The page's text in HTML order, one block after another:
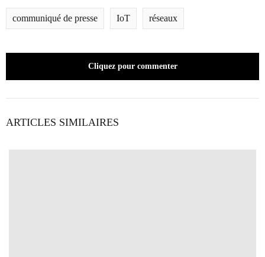
communiqué de presse IoT réseaux
Cliquez pour commenter
ARTICLES SIMILAIRES